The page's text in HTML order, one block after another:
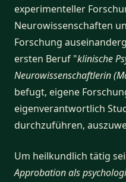
experimenteller
Neurowissenschaften
Forschung
ersten Beruf "klinische
Neurowissenschaftlerin
befugt, eigene
eigenverantwortlich
durchzuführen,
Um heilkundlich tätig
Approbation als